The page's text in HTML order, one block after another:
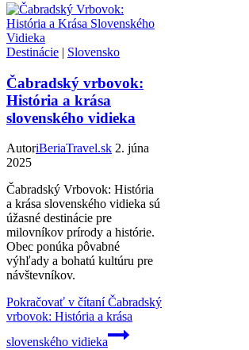
Destinácie | Slovensko
Čabradský vrbovok:
História a krása
slovenského vidieka
AutoriBeriaTravel.sk 2. júna
2025
Čabradský Vrbovok: História
a krása slovenského vidieka sú
úžasné destinácie pre
milovníkov prírody a histórie.
Obec ponúka pôvabné
výhľady a bohatú kultúru pre
návštevníkov.
Pokračovať v čítaníČabradský
vrbovok: História a krása
slovenského vidieka